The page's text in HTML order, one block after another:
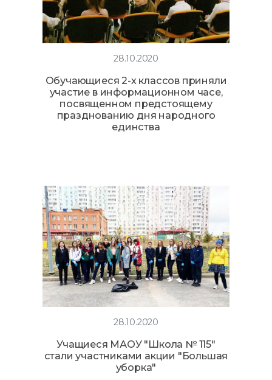
28.10.2020
Обучающиеся 2-х классов приняли
участие в информационном часе,
посвященном предстоящему
празднованию дня народного
единства
28.10.2020
Учащиеся МАОУ "Школа № 115"
стали участниками акции "Большая
уборка"